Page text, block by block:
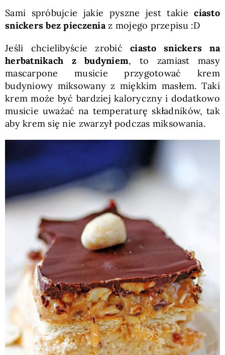
Sami spróbujcie jakie pyszne jest takieciasto
snickers bez pieczeniaz mojego przepisu :D
Jeśli chcielibyście zrobićciasto snickers na
herbatnikach z budyniem, to zamiast masy
mascarpone musicie przygotować krem
budyniowy miksowany z miękkim masłem. Taki
krem może być bardziej kaloryczny i dodatkowo
musicie uważać na temperaturę składników, tak
aby krem się nie zwarzył podczas miksowania.